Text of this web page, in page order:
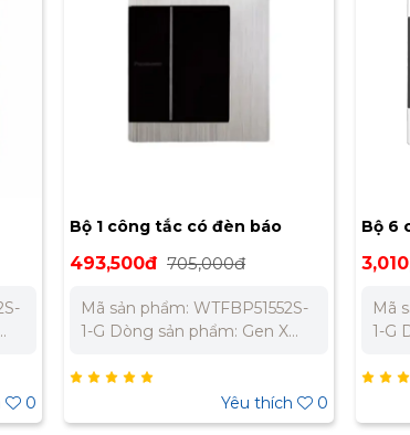
0
Bộ 1 công tắc có đèn báo
GenX chuẩn BS Panasonic
493,500đ 705,000đ
Mã sản phẩm: WTFBP51552S-
1-G Dòng sản phẩm: Gen X
Bộ 1 công tắc C, 2 chiều, có
đèn báo Nguồn điện: 250V -
16A Màu sắc: Trắng + Đen Tiêu
Yêu thích 0
Bộ 6
Mã
1-G
Bộ 6
16A